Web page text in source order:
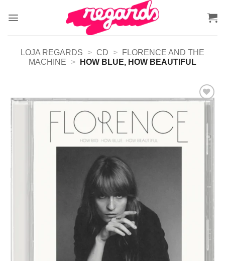
LOJA REGARDS > CD >
FLORENCE AND THE
MACHINE
> HOW BLUE, HOW BEAUTIFUL
Adicionar
desejos